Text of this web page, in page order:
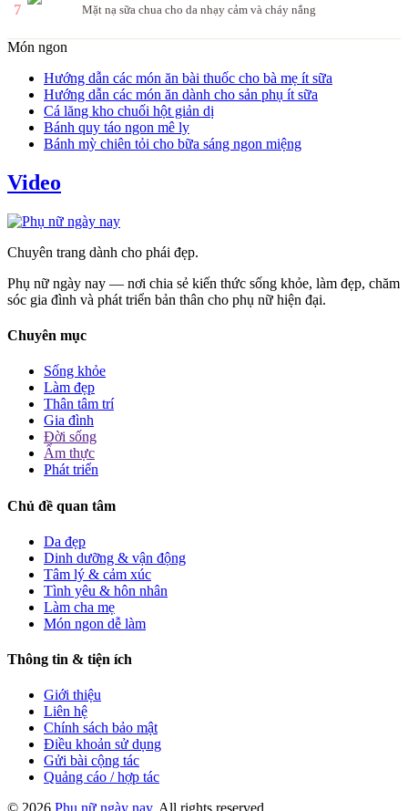
7 Mặt nạ sữa chua cho da nhạy cảm và cháy nắng
Món ngon
Hướng dẫn các món ăn bài thuốc cho bà mẹ ít sữa
Hướng dẫn các món ăn dành cho sản phụ ít sữa
Cá lăng kho chuối hột giản dị
Bánh quy táo ngon mê ly
Bánh mỳ chiên tỏi cho bữa sáng ngon miệng
Video
Chuyên trang dành cho phái đẹp.
Phụ nữ ngày nay — nơi chia sẻ kiến thức sống khỏe, làm đẹp, chăm
sóc gia đình và phát triển bản thân cho phụ nữ hiện đại.
Chuyên mục
Sống khỏe
Làm đẹp
Thân tâm trí
Gia đình
Đời sống
Ẩm thực
Phát triển
Chủ đề quan tâm
Da đẹp
Dinh dưỡng & vận động
Tâm lý & cảm xúc
Tình yêu & hôn nhân
Làm cha mẹ
Món ngon dễ làm
Thông tin & tiện ích
Giới thiệu
Liên hệ
Chính sách bảo mật
Điều khoản sử dụng
Gửi bài cộng tác
Quảng cáo / hợp tác